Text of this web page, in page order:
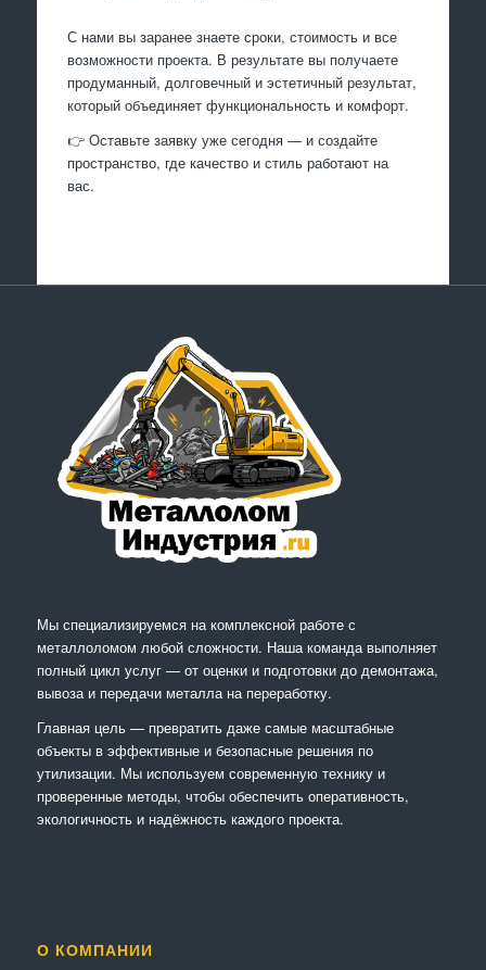
С нами вы заранее знаете сроки, стоимость и все
возможности проекта. В результате вы получаете
продуманный, долговечный и эстетичный результат,
который объединяет функциональность и комфорт.
👉 Оставьте заявку уже сегодня — и создайте
пространство, где качество и стиль работают на
вас.
Мы специализируемся на комплексной работе с
металлоломом любой сложности. Наша команда выполняет
полный цикл услуг — от оценки и подготовки до демонтажа,
вывоза и передачи металла на переработку.
Главная цель — превратить даже самые масштабные
объекты в эффективные и безопасные решения по
утилизации. Мы используем современную технику и
проверенные методы, чтобы обеспечить оперативность,
экологичность и надёжность каждого проекта.
О КОМПАНИИ